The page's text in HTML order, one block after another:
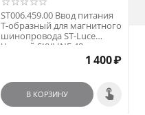
ST006.459.00 Ввод питания
T-образный для магнитного
шинопровода ST-Luce
Черный SKYLINE 48
1 400₽
В КОРЗИНУ